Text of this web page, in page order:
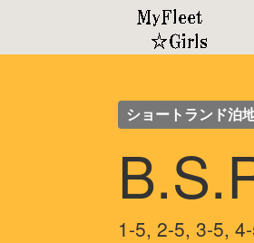
ショートランド泊
1-5, 2-5, 3-5,